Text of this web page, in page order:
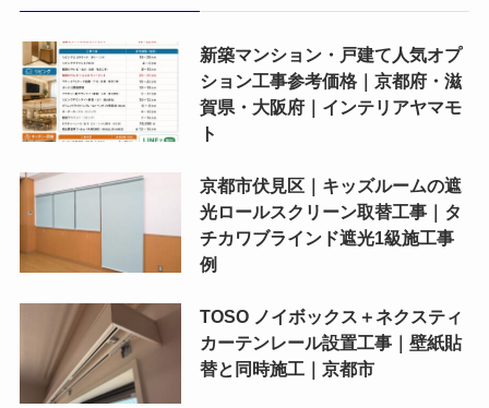
新築マンション・戸建て人気オプ
ション工事参考価格｜京都府・滋
賀県・大阪府｜インテリアヤマモ
ト
京都市伏見区｜キッズルームの遮
光ロールスクリーン取替工事｜タ
チカワブラインド遮光1級施工事
例
TOSO ノイボックス＋ネクスティ
カーテンレール設置工事｜壁紙貼
替と同時施工｜京都市